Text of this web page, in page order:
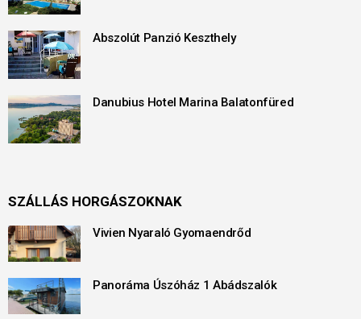
Abszolút Panzió Keszthely
Danubius Hotel Marina Balatonfüred
SZÁLLÁS HORGÁSZOKNAK
Vivien Nyaraló Gyomaendrőd
Panoráma Úszóház 1 Abádszalók